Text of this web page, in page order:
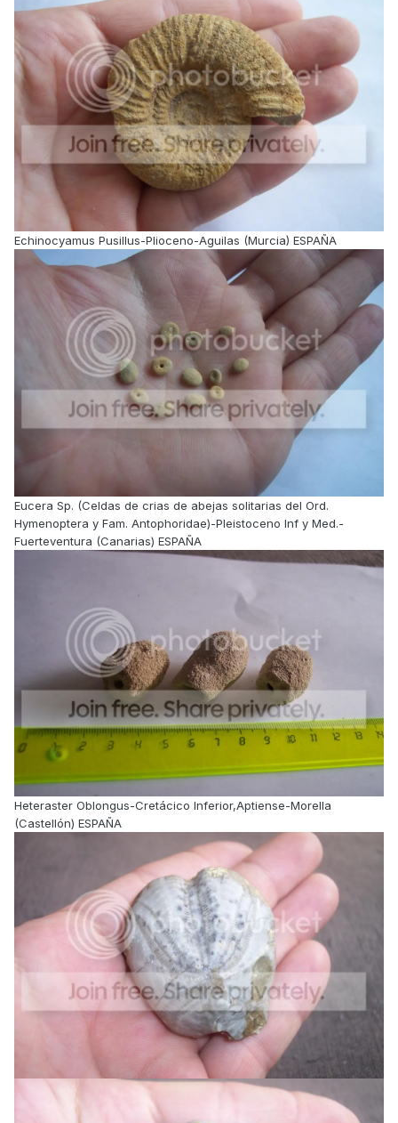
Echinocyamus Pusillus-Plioceno-Aguilas (Murcia) ESPAÑA
Eucera Sp. (Celdas de crias de abejas solitarias del Ord.
Hymenoptera y Fam. Antophoridae)-Pleistoceno Inf y Med.-
Fuerteventura (Canarias) ESPAÑA
Heteraster Oblongus-Cretácico Inferior,Aptiense-Morella
(Castellón) ESPAÑA